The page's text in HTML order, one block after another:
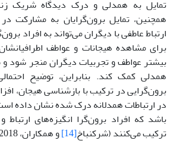
تمایل به همدلی و درک دیدگاه شریک
همچنین، تمایل برون‌گرایان به مشارکت
ارتباط عاطفی با دیگران می‌تواند به افراد
برای مشاهده هیجانات و عواطف
بیشتر عواطف و تجربیات دیگران منجر شود و
همدلی کمک کند. بنابراین، توضیح
برون‌گرایی در ترکیب با بازشناسی هیجان،
در ارتباطات همدلانه درک شده نشان داده
باشد که افراد برون‌گرا انگیزه‌های
ترکیب می‌کنند (شرکنباخ[14]
و همکاران، 2018).